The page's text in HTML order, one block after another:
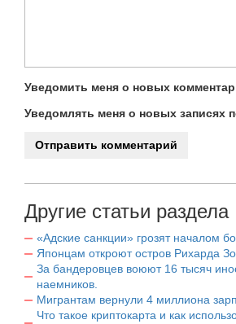
Уведомить меня о новых
Уведомлять меня о новых записях
Другие статьи раздела
«Адские санкции» грозят началом
Японцам откроют остров Рихарда
За бандеровцев воюют 16 тысяч
наемников.
Мигрантам вернули 4 миллиона
Что такое криптокарта и как